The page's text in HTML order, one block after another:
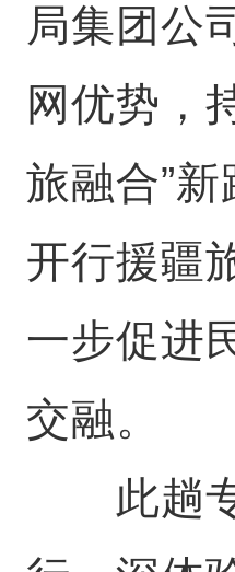
局集团公
网优势，
旅融合”
开行援疆
一步促进
交融。
此趟专